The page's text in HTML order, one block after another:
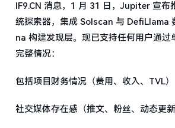
IF9.CN 消息，1 月 31 日，Jupiter 宣布
统探索器，集成 Solscan 与 DefiLlama
na 构建发现层。现已支持任何用户通过
完整情况：
包括项目财务情况（费用、收入、TVL）
社交媒体存在感（推文、粉丝、动态更新